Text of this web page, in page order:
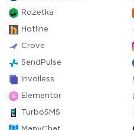
Rozetka
Hotline
Crove
SendPulse
Invoiless
Elementor
TurboSMS